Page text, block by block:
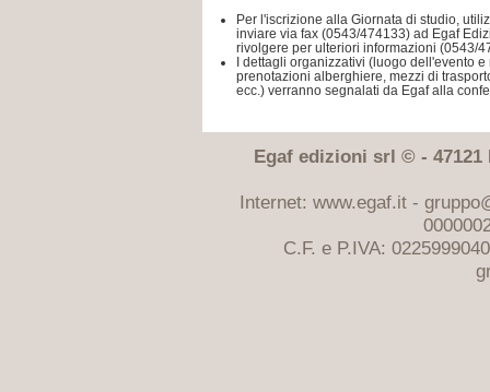
Per l'iscrizione alla Giornata di studio,
inviare via fax (0543/474133) ad Egaf
rivolgere per ulteriori informazioni (0543/
I dettagli organizzativi (luogo dell'evento
prenotazioni alberghiere, mezzi di
ecc.) verranno segnalati da Egaf alla
Egaf edizioni srl © - 47121
Internet: www.egaf.it -
C.F. e P.IVA: